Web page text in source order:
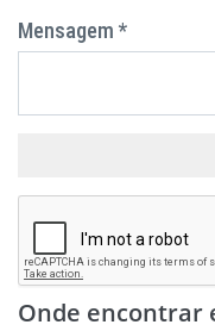
Mensagem *
Onde encontrar